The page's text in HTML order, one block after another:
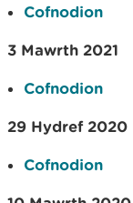
Cofnodion
3 Mawrth 2021
Cofnodion
29 Hydref 2020
Cofnodion